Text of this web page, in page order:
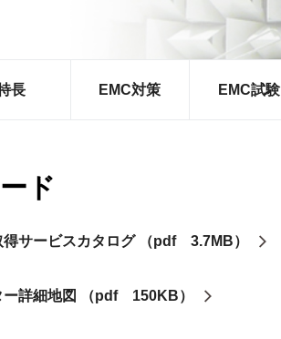
長 EMC対策 EMC試験
ド
得サービスカタログ （pdf 3.7MB）
ー詳細地図 （pdf 150KB）